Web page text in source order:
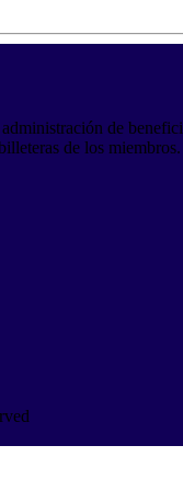
de
de los miembros.